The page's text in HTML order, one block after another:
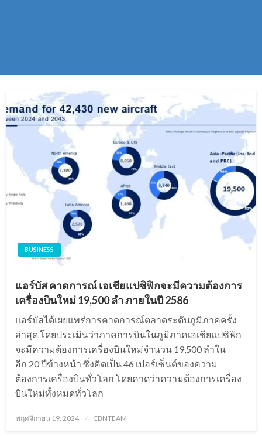
BUSINESS
แอร์บัส คาดการณ์ เอเชียแปซิฟิกจะมีความต้องการ
เครื่องบินใหม่ 19,500 ลำ ภายในปี 2586
แอร์บัสได้เผยแพร่การคาดการณ์ตลาดระดับภูมิภาคครั้ง
ล่าสุด โดยประเมินว่าภาคการบินในภูมิภาคเอเชียแปซิฟิก
จะมีความต้องการเครื่องบินใหม่จำนวน 19,500 ลำใน
อีก 20 ปีข้างหน้า ซึ่งคิดเป็น 46 เปอร์เซ็นต์ของความ
ต้องการเครื่องบินทั่วโลก โดยคาดว่าความต้องการเครื่อง
บินใหม่ทั้งหมดทั่วโลก
Posted
พฤศจิกายน 19, 2024 CBNTEAM